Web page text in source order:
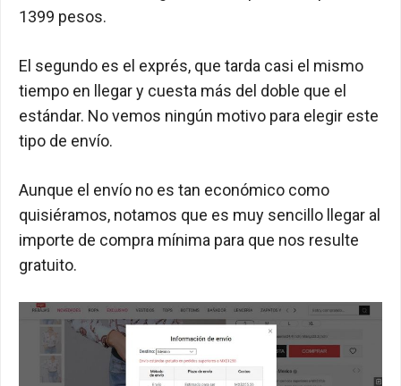
1399 pesos.
El segundo es el exprés, que tarda casi el mismo
tiempo en llegar y cuesta más del doble que el
estándar. No vemos ningún motivo para elegir este
tipo de envío.
Aunque el envío no es tan económico como
quisiéramos, notamos que es muy sencillo llegar al
importe de compra mínima para que nos resulte
gratuito.